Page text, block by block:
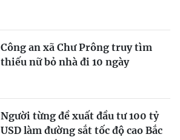
Công an xã Chư Prông truy tìm
thiếu nữ bỏ nhà đi 10 ngày
Người từng đề xuất đầu tư 100 tỷ
USD làm đường sắt tốc độ cao Bắc